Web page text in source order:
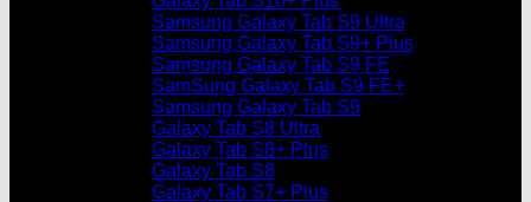
Samsung Galaxy Tab S9 Ultra
Samsung Galaxy Tab S9+ Plus
Samsung Galaxy Tab S9 FE
SamSung Galaxy Tab S9 FE+
Samsung Galaxy Tab S9
Galaxy Tab S8 Ultra
Galaxy Tab S8+ Plus
Galaxy Tab S8
Galaxy Tab S7+ Plus